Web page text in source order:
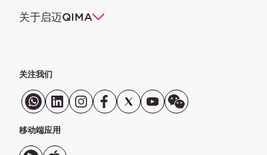
关于启迈QIMA
关注我们
移动端应用